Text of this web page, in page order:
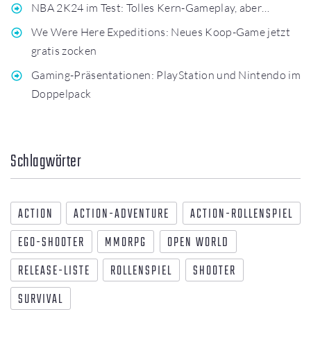
NBA 2K24 im Test: Tolles Kern-Gameplay, aber…
We Were Here Expeditions: Neues Koop-Game jetzt
gratis zocken
Gaming-Präsentationen: PlayStation und Nintendo im
Doppelpack
Schlagwörter
ACTION ACTION-ADVENTURE
ACTION-ROLLENSPIEL
EGO-SHOOTER
MMORPG
OPEN WORLD
RELEASE-LISTE
ROLLENSPIEL
SHOOTER
SURVIVAL